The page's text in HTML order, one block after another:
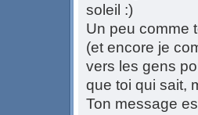
soleil :)
Un peu comme
(et encore je
vers les gens
que toi qui sait,
Ton message